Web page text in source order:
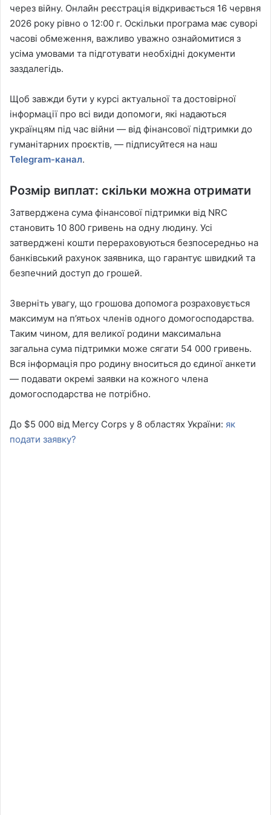
через війну. Онлайн реєстрація відкривається 16 червня
2026 року рівно о 12:00 г. Оскільки програма має суворі
часові обмеження, важливо уважно ознайомитися з
усіма умовами та підготувати необхідні документи
заздалегідь.
Щоб завжди бути у курсі актуальної та достовірної
інформації про всі види допомоги, які надаються
українцям під час війни — від фінансової підтримки до
гуманітарних проєктів, — підписуйтеся на наш
Telegram-канал.
Розмір виплат: скільки можна отримати
Затверджена сума фінансової підтримки від NRC
становить 10 800 гривень на одну людину. Усі
затверджені кошти перераховуються безпосередньо на
банківський рахунок заявника, що гарантує швидкий та
безпечний доступ до грошей.
Зверніть увагу, що грошова допомога розраховується
максимум на п’ятьох членів одного домогосподарства.
Таким чином, для великої родини максимальна
загальна сума підтримки може сягати 54 000 гривень.
Вся інформація про родину вноситься до єдиної анкети
— подавати окремі заявки на кожного члена
домогосподарства не потрібно.
До $5 000 від Mercy Corps у 8 областях України: як
подати заявку?